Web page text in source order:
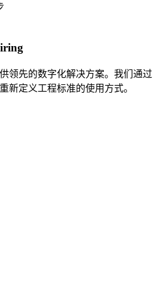
领先的数字化解决方案。我们通过
新定义工程标准的使用方式。